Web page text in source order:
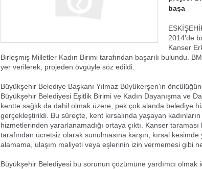
başa
2014'de
Kanser
Birleşmiş Milletler Kadın Birimi tarafından başarılı bulundu.
yer verilerek, projeden övgüyle söz edildi.
Büyükşehir Belediye Başkanı Yılmaz Büyükerşen'in
Büyükşehir Belediyesi Eşitlik Birimi ve Kadın Dayanışma ve
kentte sağlık da dahil olmak üzere, pek çok alanda belediye
gerçekleştirildi. Bu süreçte, kent kırsalında yaşayan
hizmetlerinden yararlanamadığı ortaya çıktı. Kanser taraması
tarafından ücretsiz olarak sunulmasına karşın, kırsal
alamama, ulaşım maliyeti veya eşlerinin izin vermemesi gibi
Büyükşehir Belediyesi bu sorunun çözümüne yardımcı olmak